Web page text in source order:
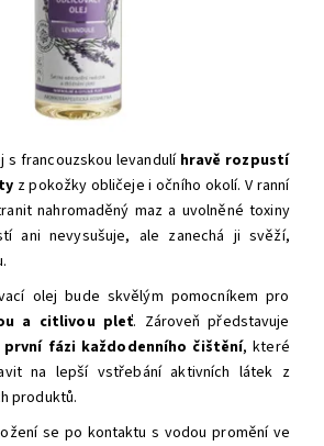
s francouzskou levandulí hravě rozpustí
z pokožky obličeje i očního okolí. V ranní
nahromaděný maz a uvolněné toxiny
ani nevysušuje, ale zanechá jisvěží,
olej bude skvělým pomocníkem pro
a citlivou pleť. Zároveň představuje
první fázi každodenního čištění, které
na lepší vstřebání aktivních látek z
produktů.
se po kontaktu s vodou promění ve